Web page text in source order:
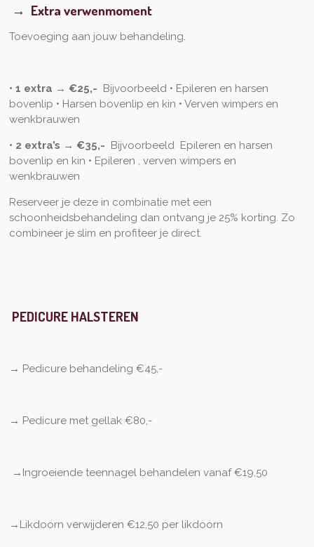
→ Extra verwenmoment
Toevoeging aan jouw behandeling.
• 1 extra → €25,- Bijvoorbeeld • Epileren en harsen
bovenlip • Harsen bovenlip en kin • Verven wimpers en
wenkbrauwen
• 2 extra’s → €35,- Bijvoorbeeld Epileren en harsen
bovenlip en kin • Epileren , verven wimpers en
wenkbrauwen
Reserveer je deze in combinatie met een
schoonheidsbehandeling dan ontvang je 25% korting. Zo
combineer je slim en profiteer je direct.
PEDICURE HALSTEREN
→ Pedicure behandeling €45,-
→ Pedicure met gellak €80,-
→Ingroeiende teennagel behandelen vanaf €19,50
→ Likdoorn verwijderen €12,50 per likdoorn